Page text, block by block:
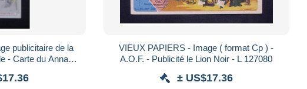
publicitaire de la
- Carte du Annam
VIEUX PAPIERS - Image ( format Cp ) -
A.O.F. - Publicité le Lion Noir - L 127080
± US$17.36